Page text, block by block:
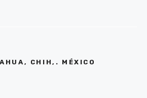
CHIH,. MÉXICO